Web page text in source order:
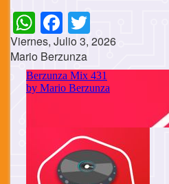
WhatsApp
Facebook
Viernes, Julio 3, 2026
Mario Berzunza
Cuerpo